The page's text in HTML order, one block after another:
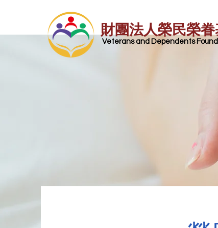
財團法人榮民榮
Veterans and Dependents